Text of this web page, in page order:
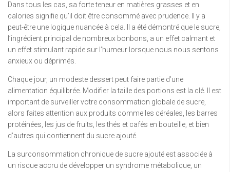
Dans tous les cas, sa forte teneur en matières grasses et en
calories signifie qu’il doit être consommé avec prudence. Il y a
peut-être une logique nuancée à cela. Il a été démontré que le sucre,
l’ingrédient principal de nombreux bonbons, a un effet calmant et
un effet stimulant rapide sur l’humeur lorsque nous nous sentons
anxieux ou déprimés.
Chaque jour, un modeste dessert peut faire partie d’une
alimentation équilibrée. Modifier la taille des portions est la clé. Il est
important de surveiller votre consommation globale de sucre,
alors faites attention aux produits comme les céréales, les barres
protéinées, les jus de fruits, les thés et cafés en bouteille, et bien
d’autres qui contiennent du sucre ajouté.
La surconsommation chronique de sucre ajouté est associée à
un risque accru de développer un syndrome métabolique, un